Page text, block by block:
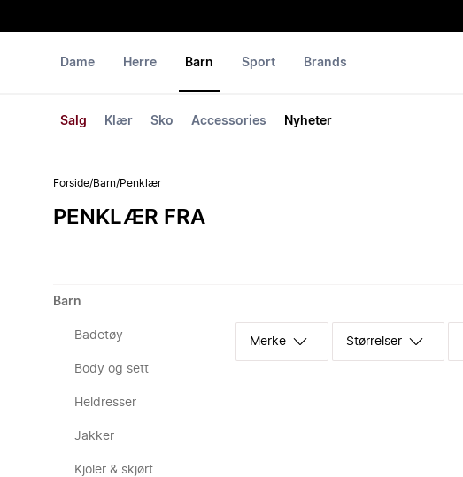
Dame Herre Barn
Salg Klær Sko Accessories Nyheter
Sport Brands
Forside/Barn/Penklær
PENKLÆR FRA
Barn
Badetøy
Body og sett
Heldresser
Jakker
Kjoler & skjørt
Merke Størrelser